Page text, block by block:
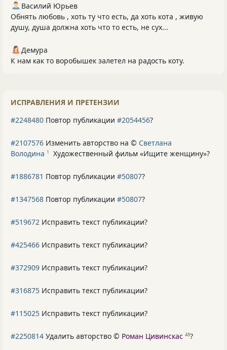
Василий Юрьев
Обнять любовь , хоть ту что есть, да хоть кота , живую
душу, душа должна хоть что то есть, не сух...
Демура
К нам как то воробышек залетел на радость коту.
ИСПРАВЛЕНИЯ И ПРЕТЕНЗИИ
#2248480 Повтор публикации #2054456?
#2107576 Изменить авторство на © Светлана
Володина 1 Художественный фильм «Ищите женщину»?
#1886781 Повтор публикации #50807?
#1347568 Повтор публикации #50807?
#519672 Исправить текст публикации?
#425466 Исправить текст публикации?
#372909 Исправить текст публикации?
#316875 Исправить текст публикации?
#115025 Исправить текст публикации?
#2250814 Удалить авторство © Роман Цивинскас 48?